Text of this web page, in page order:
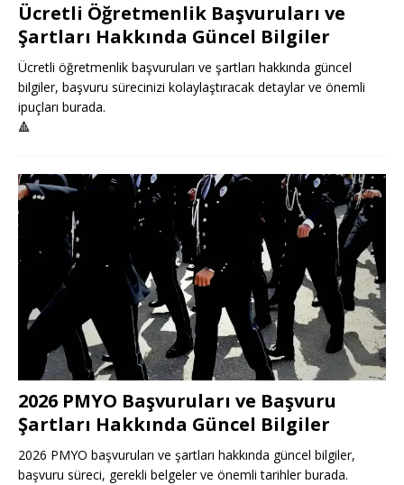
Ücretli Öğretmenlik Başvuruları ve
Şartları Hakkında Güncel Bilgiler
Ücretli öğretmenlik başvuruları ve şartları hakkında güncel
bilgiler, başvuru sürecinizi kolaylaştıracak detaylar ve önemli
ipuçları burada.
🔺
2026 PMYO Başvuruları ve Başvuru
Şartları Hakkında Güncel Bilgiler
2026 PMYO başvuruları ve şartları hakkında güncel bilgiler,
başvuru süreci, gerekli belgeler ve önemli tarihler burada.